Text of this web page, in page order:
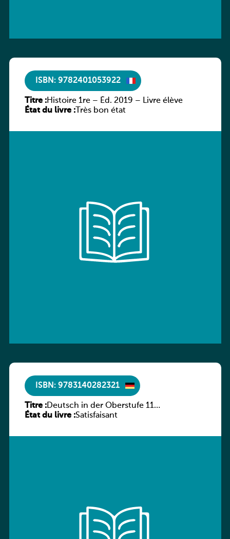
ISBN: 9782401053922
Titre :Histoire 1re – Éd. 2019 – Livre élève
État du livre :Très bon état
ISBN: 9783140282321
Titre :Deutsch in der Oberstufe 11
(Schülerbuch) Ausgabe Bayern
État du livre :Satisfaisant